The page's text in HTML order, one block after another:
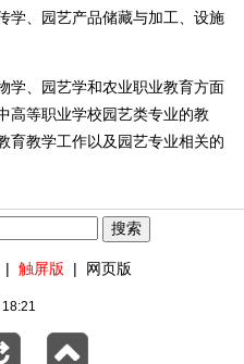
学、园艺产品储藏与加工、设施
、园艺学和农业职业教育方面
高等职业学校园艺类专业的教
育教学工作以及园艺专业相关的
| 触屏版 | 网页版